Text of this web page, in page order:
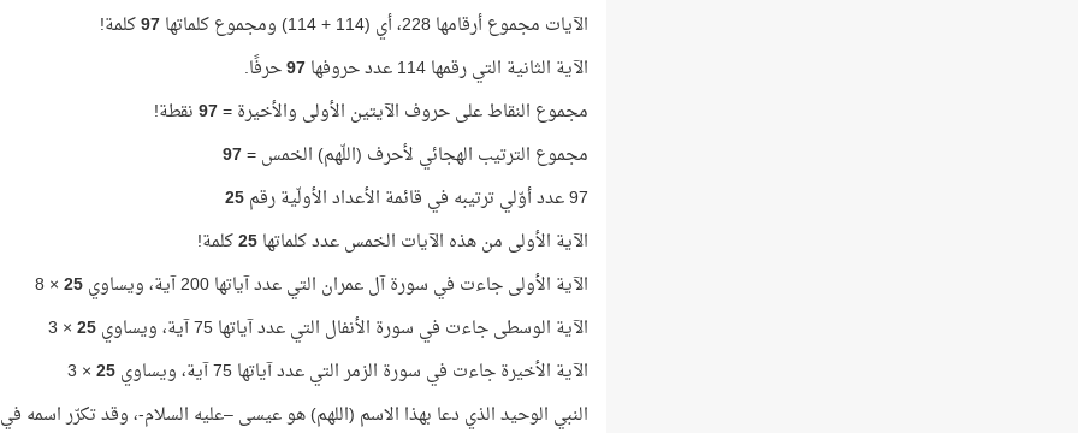
الآيات مجموع أرقامها 228، أي (114 + 114) ومجموع كلماتها
97كلمة!
الآية الثانية التي رقمها 114 عدد حروفها
97حرفًا.
مجموع النقاط على حروف الآيتين الأولى والأخيرة =97نقطة!
مجموع الترتيب الهجائي لأحرف (اللّهم) الخمس =97
97 عدد أوّلي ترتيبه في قائمة الأعداد الأولّية رقم
25
الآية الأولى من هذه الآيات الخمس عدد كلماتها25كلمة!
الآية الأولى جاءت في سورة آل عمران التي عدد آياتها 200 آية، ويساوي
25
× 8
الآية الوسطى جاءت في سورة الأنفال التي عدد آياتها 75 آية، ويساوي
25
× 3
الآية الأخيرة جاءت في سورة الزمر التي عدد آياتها 75 آية، ويساوي
25
× 3
النبي الوحيد الذي دعا بهذا الاسم (اللهم) هو عيسى –عليه السلام-، وقد تكرّر اسمه